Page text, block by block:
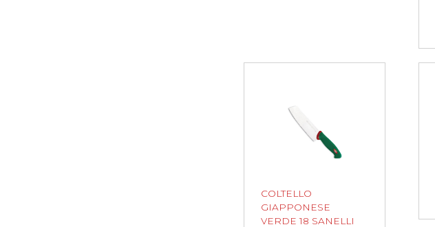
COLTELLO
GIAPPONESE
VERDE 18 SANELLI